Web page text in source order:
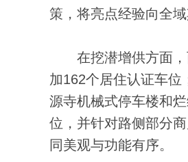
策，将亮点经验向全
在挖潜增供方面，
加162个居住认证车位
源寺机械式停车楼和
位，并针对路侧部分
同美观与功能有序。